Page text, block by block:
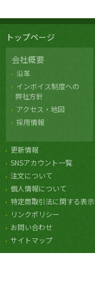
トップページ
会社概要
沿革
インボイス制度への
弊社方針
アクセス・地図
採用情報
更新情報
SNSアカウント一覧
注文について
個人情報について
特定商取引法に関する表示
リンクポリシー
お問い合わせ
サイトマップ